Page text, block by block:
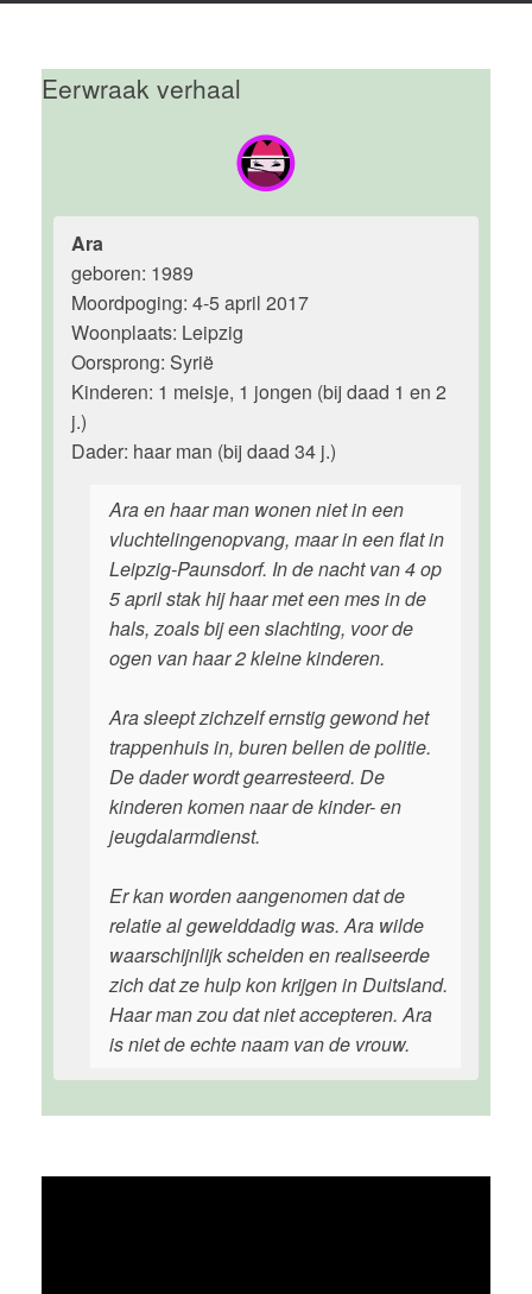
Eerwraak verhaal
Ara
geboren: 1989
Moordpoging: 4-5 april 2017
Woonplaats: Leipzig
Oorsprong: Syrië
Kinderen: 1 meisje, 1 jongen (bij daad 1 en 2
j.)
Dader: haar man (bij daad 34 j.)
Ara en haar man wonen niet in een
vluchtelingenopvang, maar in een flat in
Leipzig-Paunsdorf. In de nacht van 4 op
5 april stak hij haar met een mes in de
hals, zoals bij een slachting, voor de
ogen van haar 2 kleine kinderen.
Ara sleept zichzelf ernstig gewond het
trappenhuis in, buren bellen de politie.
De dader wordt gearresteerd. De
kinderen komen naar de kinder- en
jeugdalarmdienst.
Er kan worden aangenomen dat de
relatie al gewelddadig was. Ara wilde
waarschijnlijk scheiden en realiseerde
zich dat ze hulp kon krijgen in Duitsland.
Haar man zou dat niet accepteren. Ara
is niet de echte naam van de vrouw.